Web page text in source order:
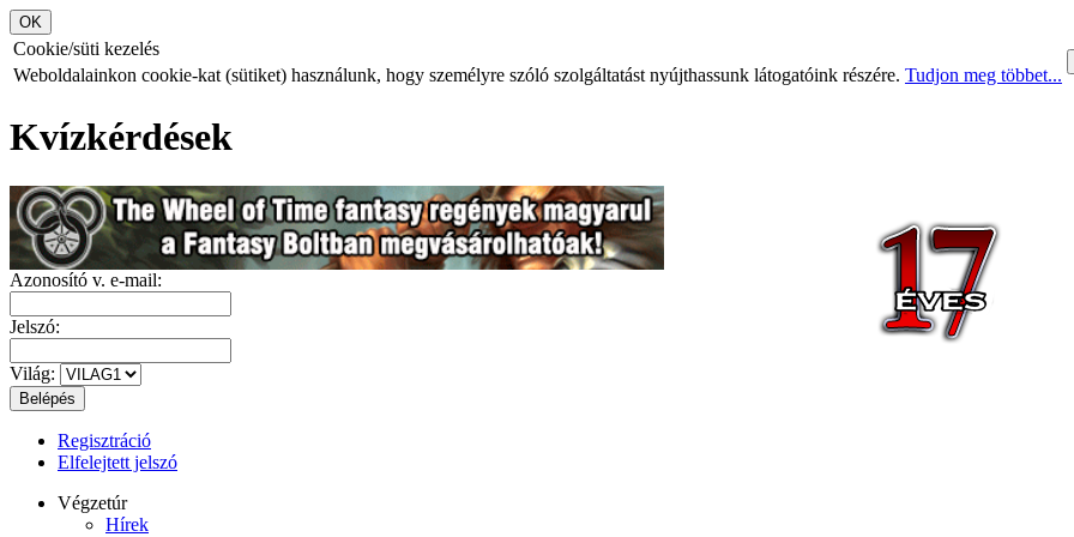
Cookie/süti kezelés
Weboldalainkon cookie-kat (sütiket) használunk, hogy személyre szóló szolgáltatást nyújthassunk látogatóink részére. Tudjon meg többet...
Kvízkérdések
Azonosító v. e-mail:
Jelszó:
Világ:
Regisztráció
Elfelejtett jelszó
Végzetúr
Hírek